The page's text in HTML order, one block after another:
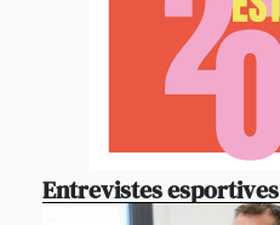
Entrevistes esportives